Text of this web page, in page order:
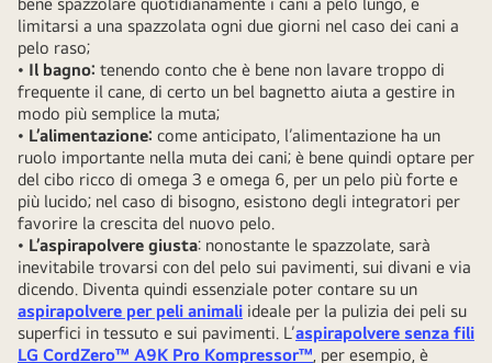
limitarsi a una spazzolata ogni due giorni nel caso dei cani a
pelo raso;
• Il bagno: tenendo conto che è bene non lavare troppo di
frequente il cane, di certo un bel bagnetto aiuta a gestire in
modo più semplice la muta;
• L’alimentazione: come anticipato, l’alimentazione ha un
ruolo importante nella muta dei cani; è bene quindi optare per
del cibo ricco di omega 3 e omega 6, per un pelo più forte e
più lucido; nel caso di bisogno, esistono degli integratori per
favorire la crescita del nuovo pelo.
• L’aspirapolvere giusta: nonostante le spazzolate, sarà
inevitabile trovarsi con del pelo sui pavimenti, sui divani e via
dicendo. Diventa quindi essenziale poter contare su un
aspirapolvere per peli animali ideale per la pulizia dei peli su
superfici in tessuto e sui pavimenti. L’aspirapolvere senza fili
LG CordZero™ A9K Pro Kompressor™, per esempio, è